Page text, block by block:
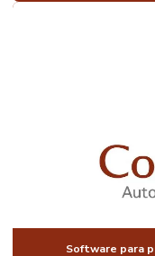
CONDOMINIOS
CONSTRUTORAS
Software para